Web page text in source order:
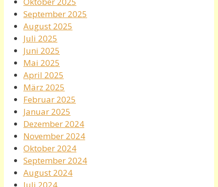
September 2025
August 2025
Juli 2025
Juni 2025
Mai 2025
April 2025
März 2025
Februar 2025
Januar 2025
Dezember 2024
November 2024
Oktober 2024
September 2024
August 2024